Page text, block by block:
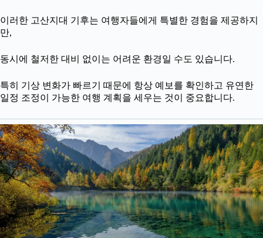
이러한 고산지대 기후는 여행자들에게 특별한 경험을 제공하지
만,
동시에 철저한 대비 없이는 어려운 환경일 수도 있습니다.
특히 기상 변화가 빠르기 때문에 항상 예보를 확인하고 유연한
일정 조정이 가능한 여행 계획을 세우는 것이 중요합니다.